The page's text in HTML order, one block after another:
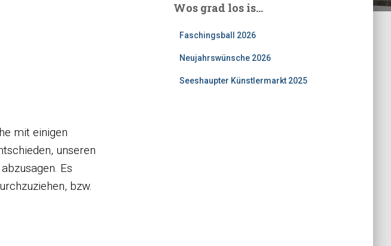
mit einigen
unseren
Es
bzw.
Wos grad los is…
Faschingsball 2026
Neujahrswünsche 2026
Seeshaupter Künstlermarkt 2025